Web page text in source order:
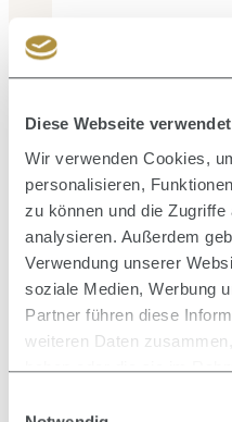
Diese Webseite
Wir verwenden Cookies,
personalisieren,
zu können und die
analysieren. Außerdem
Verwendung unserer
soziale Medien, Werbung
Partner führen diese
weiteren Daten
haben oder die sie im
Produktgalerie
Zusammen kaufen mit